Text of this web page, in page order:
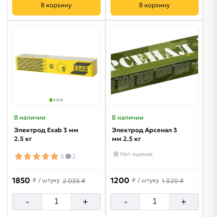
В корзину В корзину
В наличии
Электрод Esab 3 мм
2.5 кг
5 2
1850 ₽ / штуку 2 035 ₽
- +
В наличии
Электрод Арсенал 3
мм 2.5 кг
Нет оценок
1200 ₽ / штуку 1 320 ₽
- +